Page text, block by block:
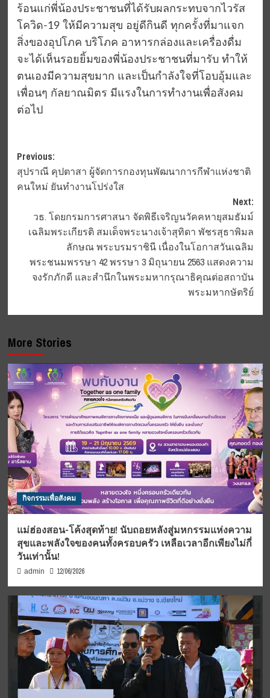
ร้อนแก่พี่น้องประชาชนที่ได้รับผลกระทบจากไวรัส
โควิด-19 ให้มีความสุข อยู่ดีกินดี ทุกครั้งที่มาแจก
สิ่งของอุปโภค บริโภค อาหารกล่องและเครื่องดื่ม
จะได้เห็นรอยยิ้มของพี่น้องประชาชนที่มารับ ทำให้
ตนเองมีความสุขมาก และเป็นกำลังใจที่โอบอุ้มและ
เพื่อนๆ กัลยาณมิตร มีแรงในการทำงานเพื่อสังคม
ต่อไป
Post
navigation
Previous:
สุปราณี คุปตาสา ผู้จัดการกองทุนพัฒนาการกีฬาแห่งชาติ
คนใหม่ ยันทำงานโปร่งใส
Next:
วธ. โดยกรมการศาสนา จัดพิธีเจริญนวัคคหายุสมธัมม์
เฉลิมพระเกียรติ สมเด็จพระนางเจ้าสุทิดา พัชรสุธาพิมล
ลักษณ พระบรมราชินี เนื่องในโอกาสวันเฉลิม
พระชนมพรรษา 42 พรรษา 3 มิถุนายน 2563 แสดงความ
จงรักภักดี และสํานึกในพระมหากรุณาธิคุณต่อสถาบัน
พระมหากษัตริย์
More Stories
กิจกรรมเพื่อสังคม
แม่ฮ่องสอน-โค้งสุดท้าย! นับถอยหลังสู่มหกรรมแห่งความ
สุขและพลังใจของคนทั้งครอบครัว เหลือเวลาอีกเพียงไม่กี่
วันเท่านั้น!
admin 12/06/2026